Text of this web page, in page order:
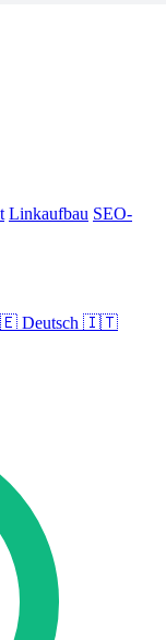
Linkaufbau SEO-
Deutsch 🇮🇹
Linkaufbau